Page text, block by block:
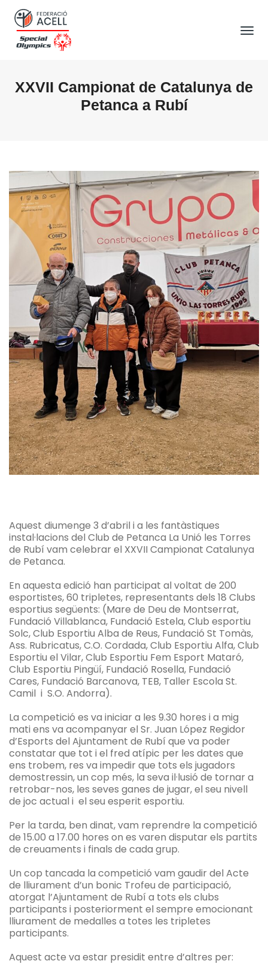
XXVII Campionat de Catalunya de
Petanca a Rubí
Aquest diumenge 3 d’abril i a les fantàstiques
instal·lacions del Club de Petanca La Unió les Torres
de Rubí vam celebrar el XXVII Campionat Catalunya
de Petanca.
En aquesta edició han participat al voltat de 200
esportistes, 60 tripletes, representants dels 18 Clubs
esportius següents: (Mare de Deu de Montserrat,
Fundació Villablanca, Fundació Estela, Club esportiu
Solc, Club Esportiu Alba de Reus, Fundació St Tomàs,
Ass. Rubricatus, C.O. Cordada, Club Esportiu Alfa, Club
Esportiu el Vilar, Club Esportiu Fem Esport Mataró,
Club Esportiu Pingüí, Fundació Rosella, Fundació
Cares, Fundació Barcanova, TEB, Taller Escola St.
Camil i S.O. Andorra).
La competició es va iniciar a les 9.30 hores i a mig
mati ens va acompanyar el Sr. Juan López Regidor
d’Esports del Ajuntament de Rubí que va poder
constatar que tot i el fred atípic per les dates que
ens trobem, res va impedir que tots els jugadors
demostressin, un cop més, la seva il·lusió de tornar a
retrobar-nos, les seves ganes de jugar, el seu nivell
de joc actual i el seu esperit esportiu.
Per la tarda, ben dinat, vam reprendre la competició
de 15.00 a 17.00 hores on es varen disputar els partits
de creuaments i finals de cada grup.
Un cop tancada la competició vam gaudir del Acte
de lliurament d’un bonic Trofeu de participació,
atorgat l’Ajuntament de Rubí a tots els clubs
participants i posteriorment el sempre emocionant
lliurament de medalles a totes les tripletes
participants.
Aquest acte va estar presidit entre d’altres per: